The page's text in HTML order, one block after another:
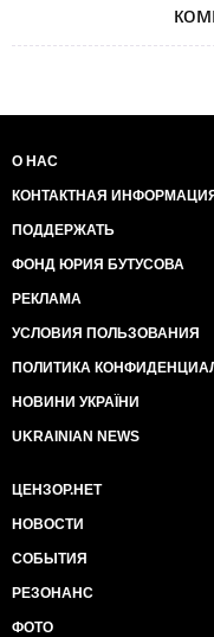
О НАС
КОНТАКТНАЯ ИНФОРМАЦИЯ
ПОДДЕРЖАТЬ
ФОНД ЮРИЯ БУТУСОВА
РЕКЛАМА
УСЛОВИЯ ПОЛЬЗОВАНИЯ
ПОЛИТИКА
НОВИНИ УКРАЇНИ
UKRAINIAN NEWS
ЦЕНЗОР.НЕТ
НОВОСТИ
СОБЫТИЯ
РЕЗОНАНС
ФОТО